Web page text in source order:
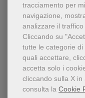
tracciamento per
navigazione,
analizzare il traffico
Cliccando su
tutte le categorie di
quali accettare,
accetta solo i
cliccando sulla X in
consulta la Cookie